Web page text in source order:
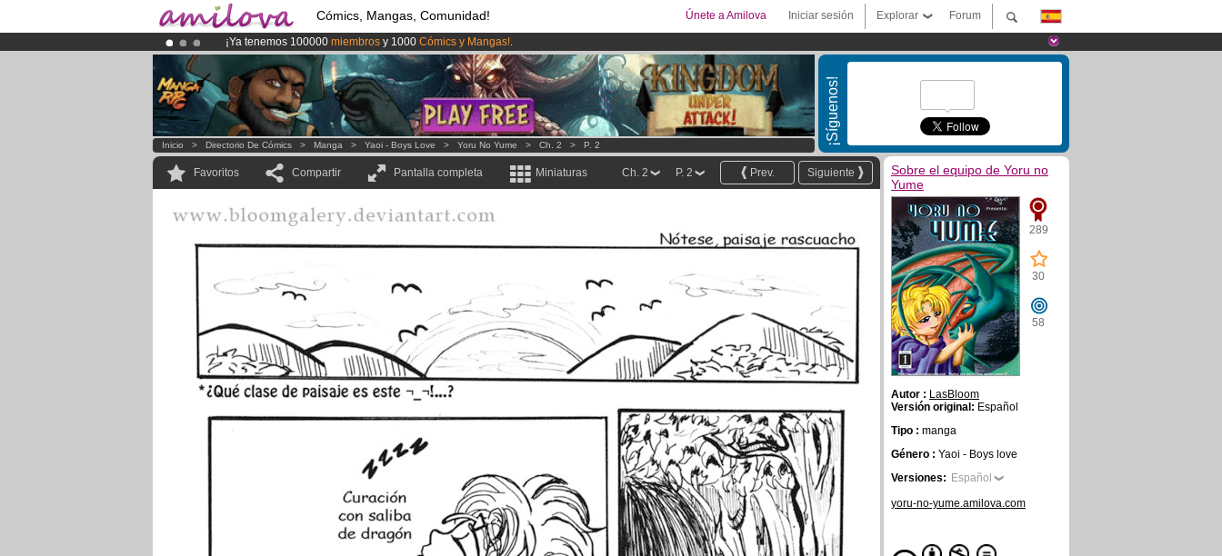
Cómics, Mangas, Comunidad! Forum
Explorar
Iniciar sesión
Únete a Amilova
¡Ya tenemos 100000 miembros y 1000 Cómics y Mangas!.
¡El Kickstarter Amilova está desormado lanzado!.
¡Conviertete en Premium por3.95 euros al mes!Hazte Premium ya
¡Síguenos!
Inicio > Directorio De Cómics > Manga > Yaoi - Boys Love > Yoru No Yume > Ch. 2 > P. 2
Favoritos Compartir Pantalla completa Miniaturas Siguiente
Prev.
P. 2
Ch. 2
Sobre el equipo de Yoru no
Yume
289
30
58
Autor : LasBloom
Versión original: Español
Tipo : manga
Género : Yaoi - Boys love
Versiones: Español
yoru-no-yume.amilova.com